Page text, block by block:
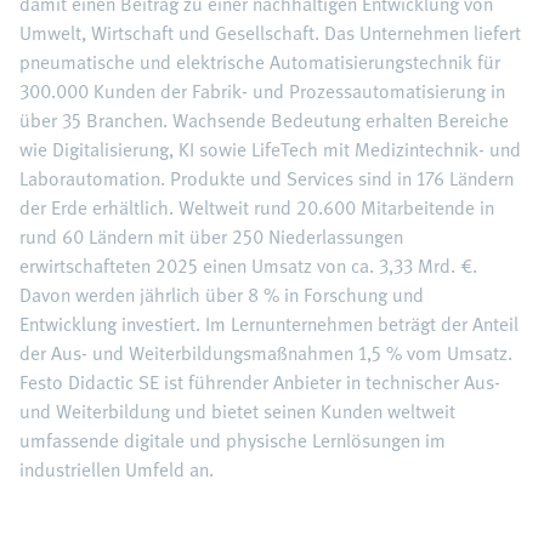
Umwelt, Wirtschaft und Gesellschaft. Das Unternehmen liefert
pneumatische und elektrische Automatisierungstechnik für
300.000 Kunden der Fabrik- und Prozessautomatisierung in
über 35 Branchen. Wachsende Bedeutung erhalten Bereiche
wie Digitalisierung, KI sowie LifeTech mit Medizintechnik- und
Laborautomation. Produkte und Services sind in 176 Ländern
der Erde erhältlich. Weltweit rund 20.600 Mitarbeitende in
rund 60 Ländern mit über 250 Niederlassungen
erwirtschafteten 2025 einen Umsatz von ca. 3,33 Mrd. €.
Davon werden jährlich über 8 % in Forschung und
Entwicklung investiert. Im Lernunternehmen beträgt der Anteil
der Aus- und Weiterbildungsmaßnahmen 1,5 % vom Umsatz.
Festo Didactic SE ist führender Anbieter in technischer Aus-
und Weiterbildung und bietet seinen Kunden weltweit
umfassende digitale und physische Lernlösungen im
industriellen Umfeld an.